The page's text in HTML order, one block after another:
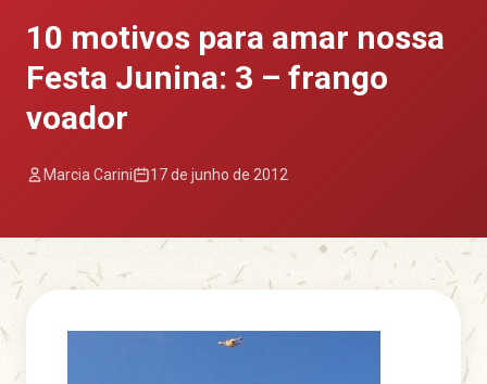
10 motivos para amar nossa
Festa Junina: 3 – frango
voador
Marcia Carini 17 de junho de 2012